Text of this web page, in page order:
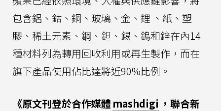
包含鋁、鈷、銅、玻璃、金、鋰 、紙、塑
膠、稀土元素、鋼、鉭、錫、鎢和鋅在內14
種材料列為轉用回收利用或再生製作，而在
旗下產品使用佔比達將近90%比例。
《原文刊登於合作媒體 mashdigi ，聯合新